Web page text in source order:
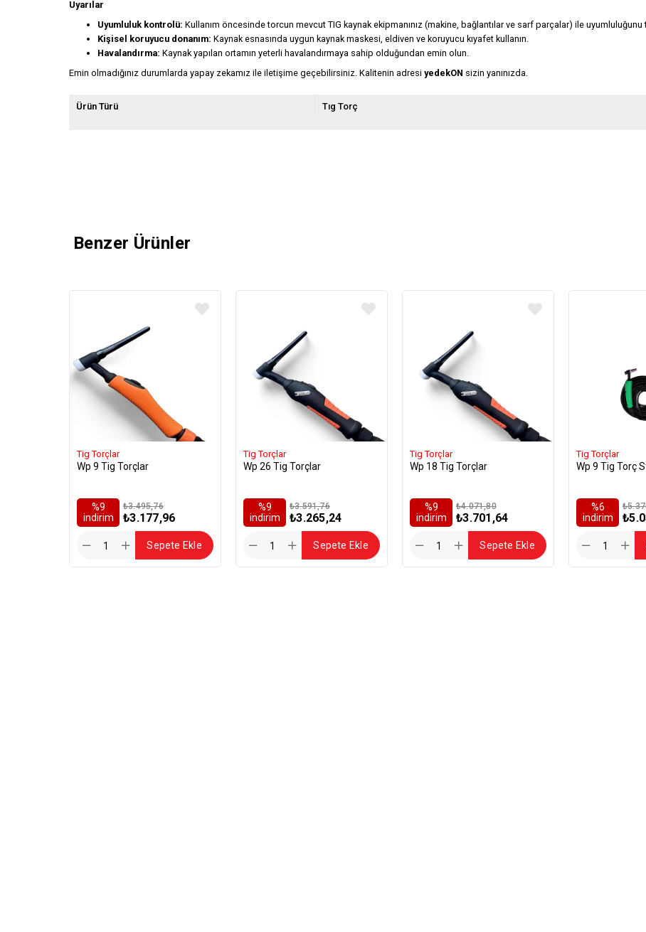
Uyarılar
Uyumluluk kontrolü: Kullanım öncesinde torcun mevcut TIG kaynak ekipmanınız (makine, bağlantılar ve sarf parçalar) ile
Kişisel koruyucu donanım: Kaynak esnasında uygun kaynak maskesi, eldiven ve koruyucu kıyafet kullanın.
Havalandırma: Kaynak yapılan ortamın yeterli havalandırmaya sahip olduğundan emin olun.
Emin olmadığınız durumlarda yapay zekamız ile iletişime geçebilirsiniz. Kalitenin adresi yedekON sizin yanınızda.
Ürün Türü Tıg Torç
Benzer Ürünler
Tig Torçlar
Wp 9 Tig Torçlar
%9
i̇ndirim
₺3.177,96
₺3.495,76
Sepete Ekle
Tig Torçlar
Wp 26 Tig Torçlar
%9
i̇ndirim
₺3.265,24
₺3.591,76
Sepete Ekle
Tig Torçlar
Wp 18 Tig Torçlar
%9
i̇ndirim
₺3.701,64
₺4.071,80
Sepete Ekle
Tig Torçlar
Wp 9 Tig Torç
%6
i̇ndirim